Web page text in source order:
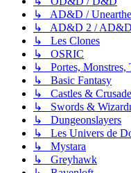
↳ AD&D /
↳ AD&D 2 /
↳ Les Clones
↳ OSRIC
↳ Portes, Monstres,
↳ Basic Fantasy
↳ Castles &
↳ Swords &
↳ Dungeonslayers
↳ Les Univers de
↳ Mystara
↳ Greyhawk